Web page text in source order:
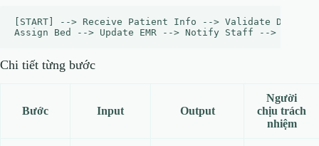
[START] --> Receive Patient Info --> Validate Data
Chi tiết từng bước
Bước Input Output
Người
chịu trách
nhiệm